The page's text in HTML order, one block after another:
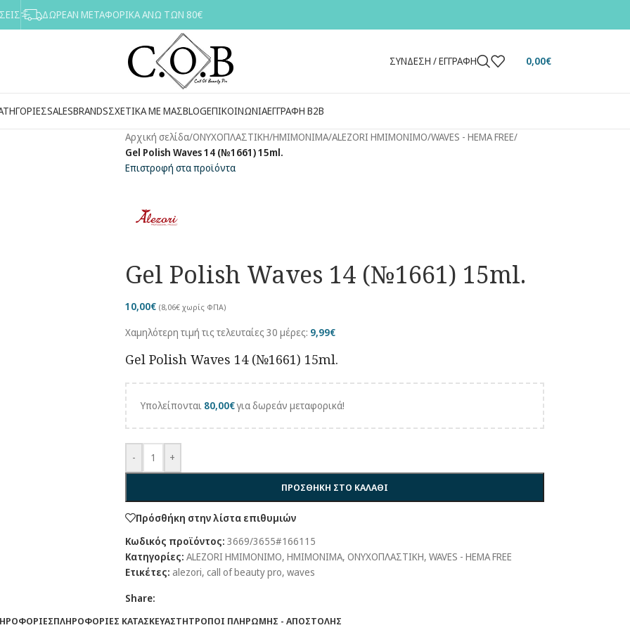
ΔΩΡΕΑΝ ΜΕΤΑΦΟΡΙΚΑ ΑΝΩ ΤΩΝ 80€
ΣΎΝΔΕΣΗ / ΕΓΓΡΑΦΉ 0,00€
SALESBRANDSΣΧΕΤΙΚΑ ΜΕ ΜΑΣBLOGΕΠΙΚΟΙΝΩΝΙΑΕΓΓΡΑΦΉ Β2Β
Αρχική σελίδα/ΟΝΥΧΟΠΛΑΣΤΙΚΗ/ΗΜΙΜΟΝΙΜΑ/ALEZORI ΗΜΙΜΟΝΙΜΟ/WAVES - HEMA FREE/
Gel Polish Waves 14 (№1661) 15ml.
Επιστροφή στα προϊόντα
Gel Polish Waves 14 (№1661) 15ml.
10,00€ (8,06€χωρίς ΦΠΑ)
Χαμηλότερη τιμή τις τελευταίες 30 μέρες: 9,99€
Gel Polish Waves 14 (№1661) 15ml.
Υπολείπονται 80,00€για δωρεάν μεταφορικά!
- +
ΠΡΟΣΘΉΚΗ ΣΤΟ ΚΑΛΆΘΙ
Πρόσθήκη στην λίστα επιθυμιών
Κωδικός προϊόντος: 3669/3655#166115
Κατηγορίες: ALEZORI ΗΜΙΜΟΝΙΜΟ, ΗΜΙΜΟΝΙΜΑ, ΟΝΥΧΟΠΛΑΣΤΙΚΗ, WAVES - HEMA FREE
Ετικέτες: alezori, call of beauty pro, waves
Share:
ΠΛΗΡΟΦΟΡΊΕΣ ΚΑΤΑΣΚΕΥΑΣΤΉΤΡΌΠΟΙ ΠΛΗΡΩΜΉΣ - ΑΠΟΣΤΟΛΉΣ